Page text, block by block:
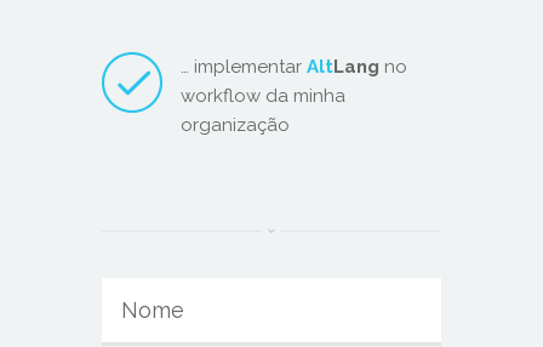
… implementar AltLang no
workflow da minha
organização